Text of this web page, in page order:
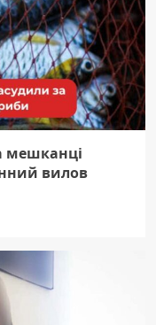
мешканці
вилов